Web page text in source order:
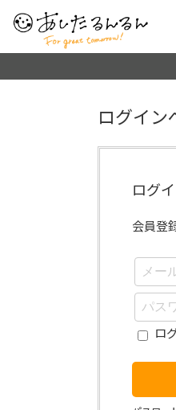
ログイン
ログ
会員登
ロ